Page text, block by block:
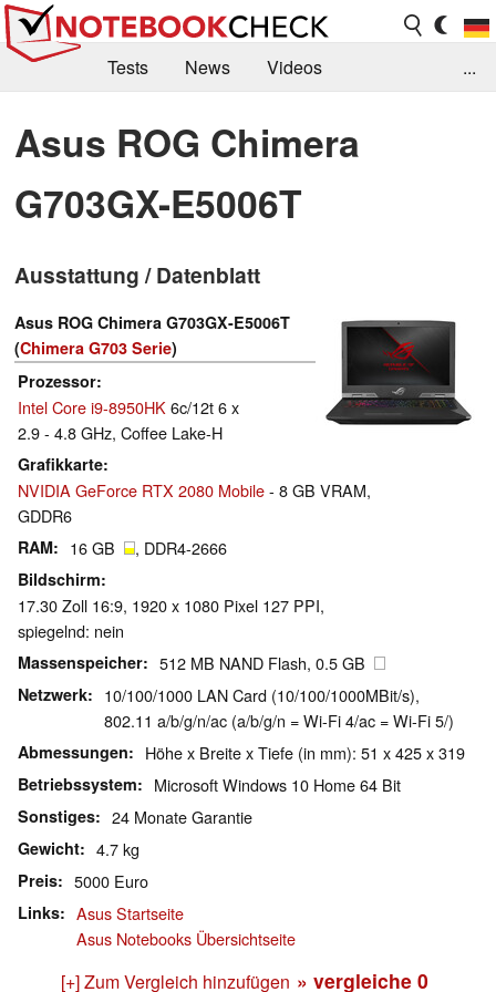
Tests News
Videos
Kaufberatung
Deals Suche
Jobs
Forum
...
Asus ROG Chimera
G703GX-E5006T
Ausstattung / Datenblatt
Asus ROG Chimera G703GX-E5006T
(Chimera G703 Serie)
Prozessor
Intel Core i9-8950HK6c/12t 6 x
2.9 - 4.8 GHz, Coffee Lake-H
Grafikkarte
NVIDIA GeForce RTX 2080 Mobile- 8 GB VRAM,
GDDR6
RAM 16 GB , DDR4-2666
Bildschirm
17.30 Zoll 16:9, 1920 x 1080 Pixel 127 PPI,
spiegelnd: nein
Massenspeicher 512 MB NAND Flash, 0.5 GB
Netzwerk
10/100/1000 LAN Card (10/100/1000MBit/s),
802.11 a/b/g/n/ac (a/b/g/n = Wi-Fi 4/ac = Wi-Fi 5/)
Abmessungen Höhe x Breite x Tiefe (in mm): 51 x 425 x 319
Betriebssystem Microsoft Windows 10 Home 64 Bit
Sonstiges 24 Monate Garantie
Gewicht 4.7 kg
Preis 5000 Euro
Links
Asus Startseite
Asus Notebooks Übersichtseite
[+] Zum Vergleich hinzufügen » vergleiche 0